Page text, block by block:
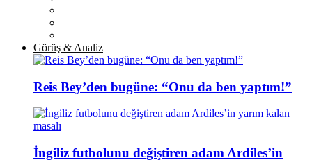
Görüş & Analiz
Reis Bey’den bugüne: “Onu da ben yaptım!”
İngiliz futbolunu değiştiren adam Ardiles’in